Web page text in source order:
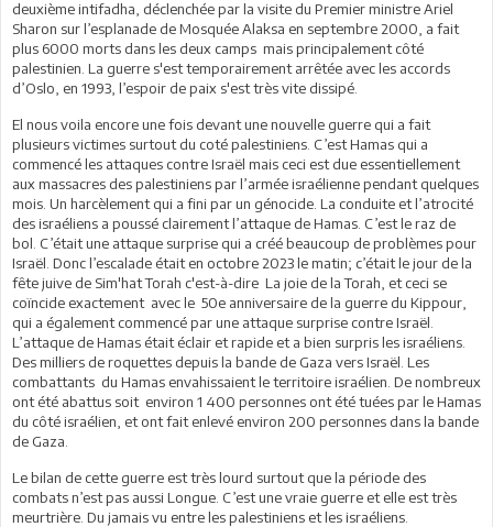
deuxième intifadha, déclenchée par la visite du Premier ministre Ariel
Sharon sur l’esplanade de Mosquée Alaksa en septembre 2000, a fait
plus 6000 morts dans les deux camps mais principalement côté
palestinien. La guerre s'est temporairement arrêtée avec les accords
d’Oslo, en 1993, l’espoir de paix s'est très vite dissipé.
El nous voila encore une fois devant une nouvelle guerre qui a fait
plusieurs victimes surtout du coté palestiniens. C’est Hamas qui a
commencé les attaques contre Israël mais ceci est due essentiellement
aux massacres des palestiniens par l’armée israélienne pendant quelques
mois. Un harcèlement qui a fini par un génocide. La conduite et l’atrocité
des israéliens a poussé clairement l’attaque de Hamas. C’est le raz de
bol. C’était une attaque surprise qui a créé beaucoup de problèmes pour
Israël. Donc l’escalade était en octobre 2023 le matin; c’était le jour de la
fête juive de Sim'hat Torah c'est-à-dire La joie de la Torah, et ceci se
coïncide exactement avec le 50e anniversaire de la guerre du Kippour,
qui a également commencé par une attaque surprise contre Israël.
L’attaque de Hamas était éclair et rapide et a bien surpris les israéliens.
Des milliers de roquettes depuis la bande de Gaza vers Israël. Les
combattants du Hamas envahissaient le territoire israélien. De nombreux
ont été abattus soit environ 1 400 personnes ont été tuées par le Hamas
du côté israélien, et ont fait enlevé environ 200 personnes dans la bande
de Gaza.
Le bilan de cette guerre est très lourd surtout que la période des
combats n’est pas aussi Longue. C’est une vraie guerre et elle est très
meurtrière. Du jamais vu entre les palestiniens et les israéliens.